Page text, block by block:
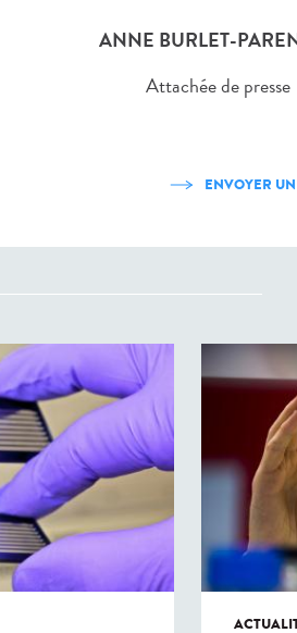
ANNE BURLET-
Attachée de presse
ENVOYER